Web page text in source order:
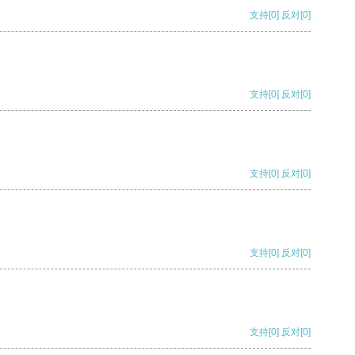
支持[0] 反对[0]
支持[0] 反对[0]
支持[0] 反对[0]
支持[0] 反对[0]
支持[0] 反对[0]